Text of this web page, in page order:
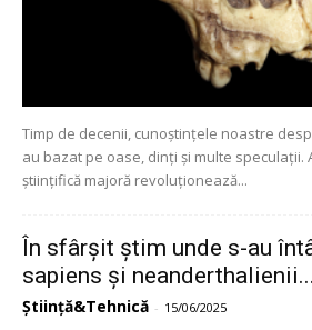
Timp de decenii, cunoștințele noastre
au bazat pe oase, dinți și multe speculații.
științifică majoră revoluționează...
În sfârșit știm unde s-au
sapiens și neanderthalienii...
Știință&Tehnică - 15/06/2025